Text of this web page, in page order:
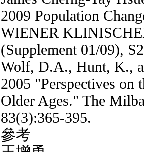
2009 Population
WIENER
(Supplement 01/09),
Wolf, D.A., Hunt, K.,
2005 "Perspectives on
Older Ages." The
83(3):365-395.
參考